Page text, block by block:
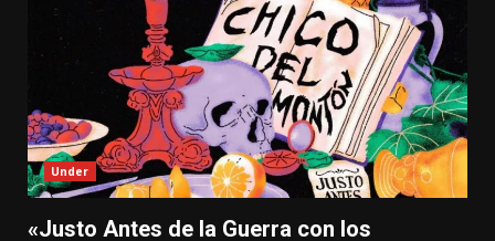
Under
«Justo Antes de la Guerra con los